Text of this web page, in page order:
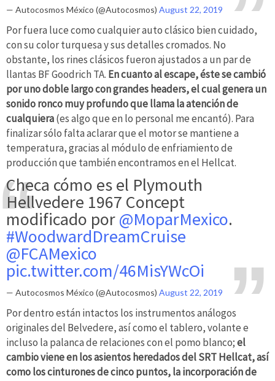
— Autocosmos México (@Autocosmos) August 22, 2019
Por fuera luce como cualquier auto clásico bien cuidado,
con su color turquesa y sus detalles cromados. No
obstante, los rines clásicos fueron ajustados a un par de
llantas BF Goodrich TA. En cuanto al escape, éste se cambió
por uno doble largo con grandes headers, el cual genera un
sonido ronco muy profundo que llama la atención de
cualquiera(es algo que en lo personal me encantó). Para
finalizar sólo falta aclarar que el motor se mantiene a
temperatura, gracias al módulo de enfriamiento de
producción que también encontramos en el Hellcat.
Checa cómo es el Plymouth
Hellvedere 1967 Concept
modificado por@MoparMexico.
#WoodwardDreamCruise
@FCAMexico
pic.twitter.com/46MisYWcOi
— Autocosmos México (@Autocosmos) August 22, 2019
Por dentro están intactos los instrumentos análogos
originales del Belvedere, así como el tablero, volante e
incluso la palanca de relaciones con el pomo blanco;el
cambio viene en los asientos heredados del SRT Hellcat, así
como los cinturones de cinco puntos, la incorporación de